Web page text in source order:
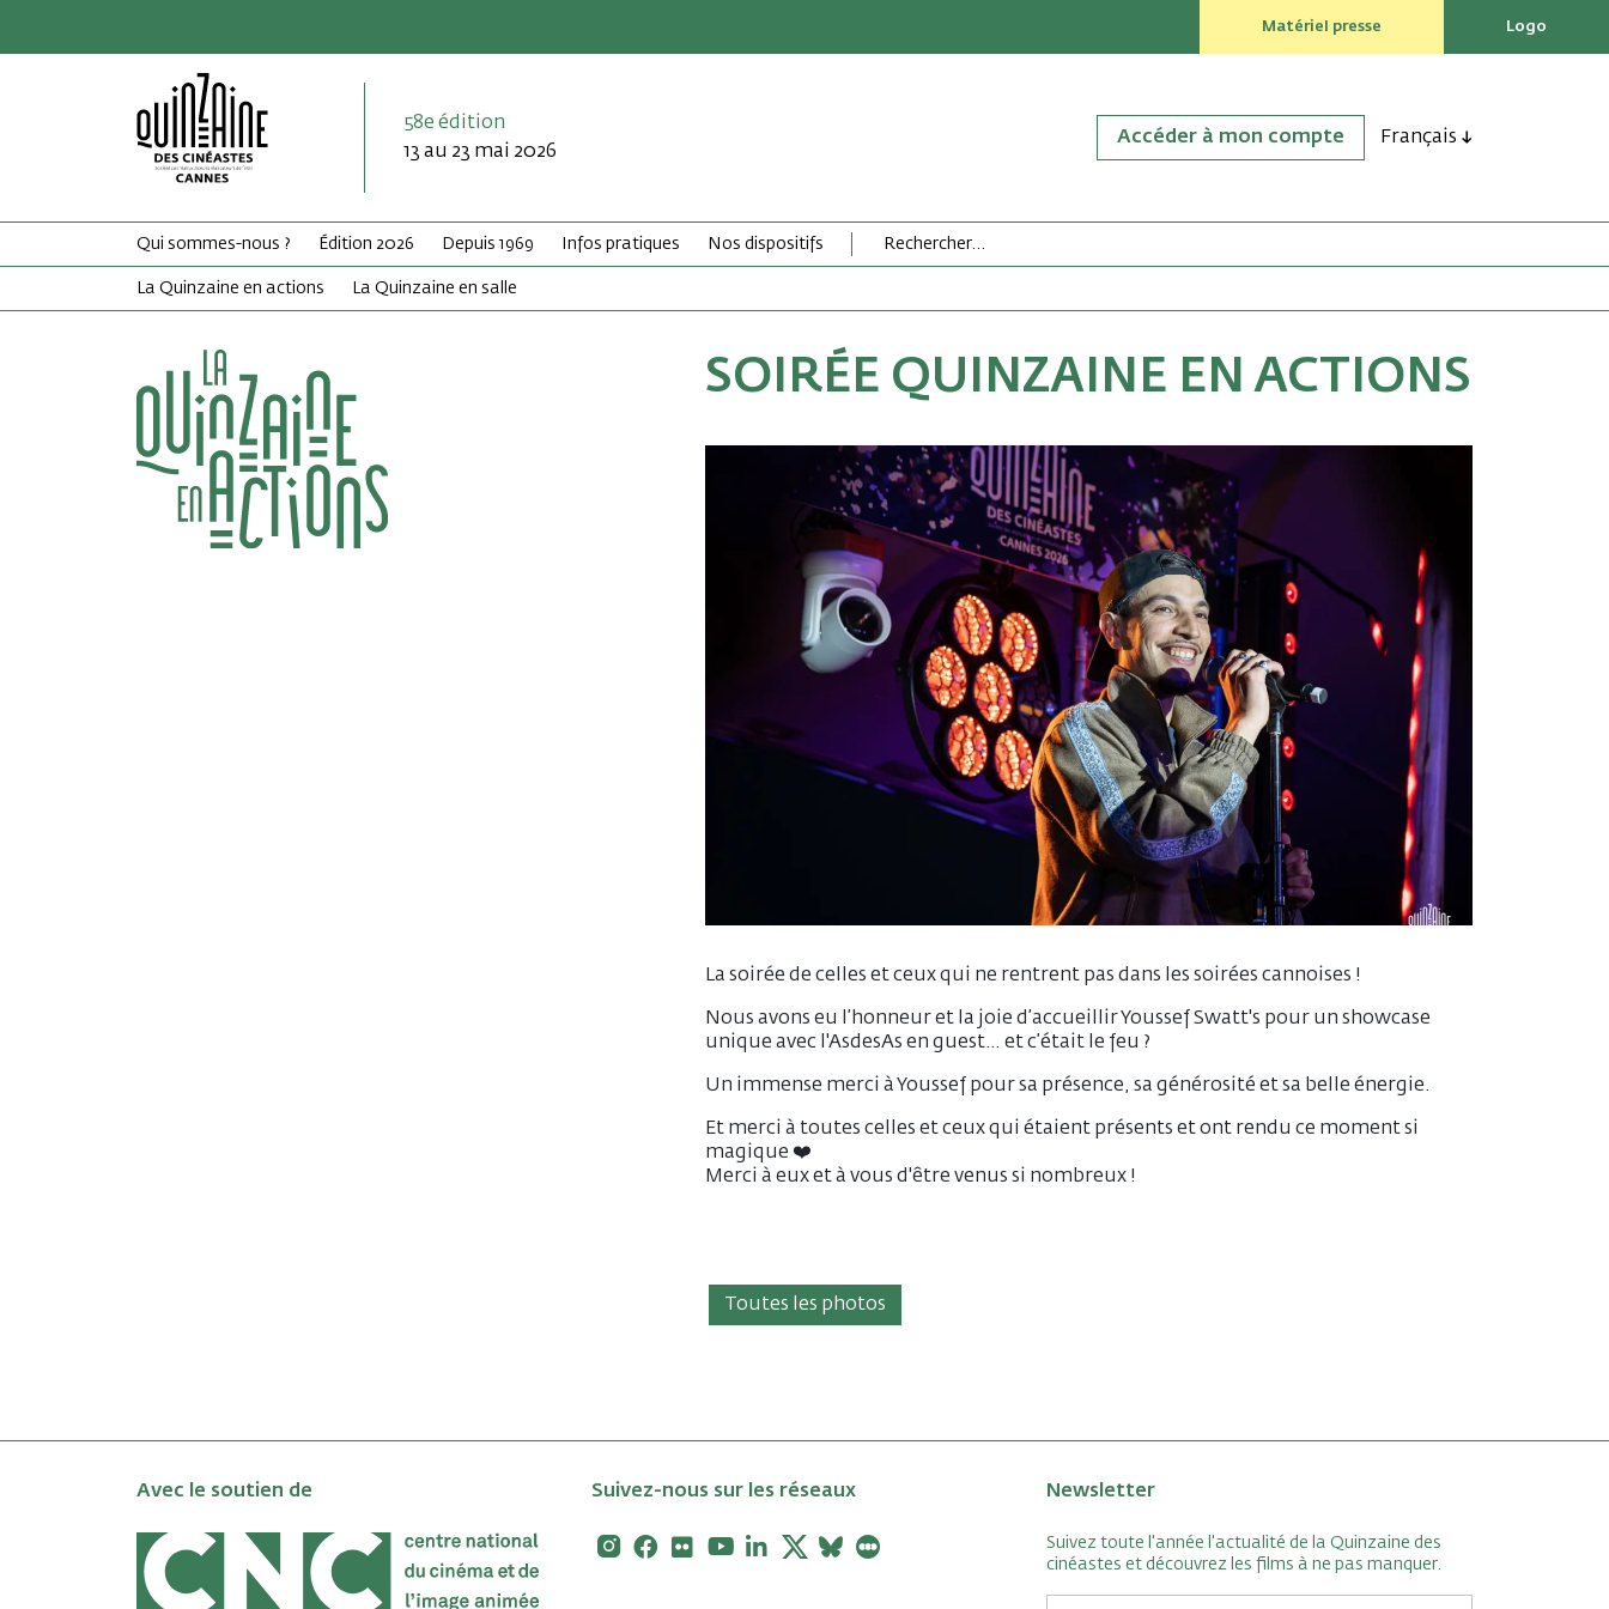
Matériel presse Logo
58e édition
13 au 23 mai 2026
Accéder à mon compte Français
Qui sommes-nous ? Édition 2026 Depuis 1969 Infos pratiques Nos dispositifs
La Quinzaine en actions La Quinzaine en salle
SOIRÉE QUINZAINE EN ACTIONS
La soirée de celles et ceux qui ne rentrent pas dans les soirées cannoises !
Nous avons eu l’honneur et la joie d’accueillir Youssef Swatt's pour un showcase
unique avec l'AsdesAs en guest… et c’était le feu ?
Un immense merci à Youssef pour sa présence, sa générosité et sa belle énergie.
Et merci à toutes celles et ceux qui étaient présents et ont rendu ce moment si
magique ❤️
Merci à eux et à vous d'être venus si nombreux !
Toutes les photos
Newsletter
Suivez toute l'année l'actualité de la Quinzaine des
cinéastes et découvrez les films à ne pas manquer.
Suivez-nous sur les réseaux
Instagram
Facebook
FlickrYoutubeLinkedin
X Bluesky
Avec le soutien de